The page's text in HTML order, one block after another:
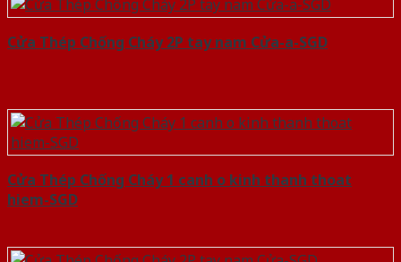
Cửa Thép Chống Cháy 2P tay nam Cửa-a-SGD
Cửa Thép Chống Cháy 1 canh o kinh thanh thoat
hiem-SGD